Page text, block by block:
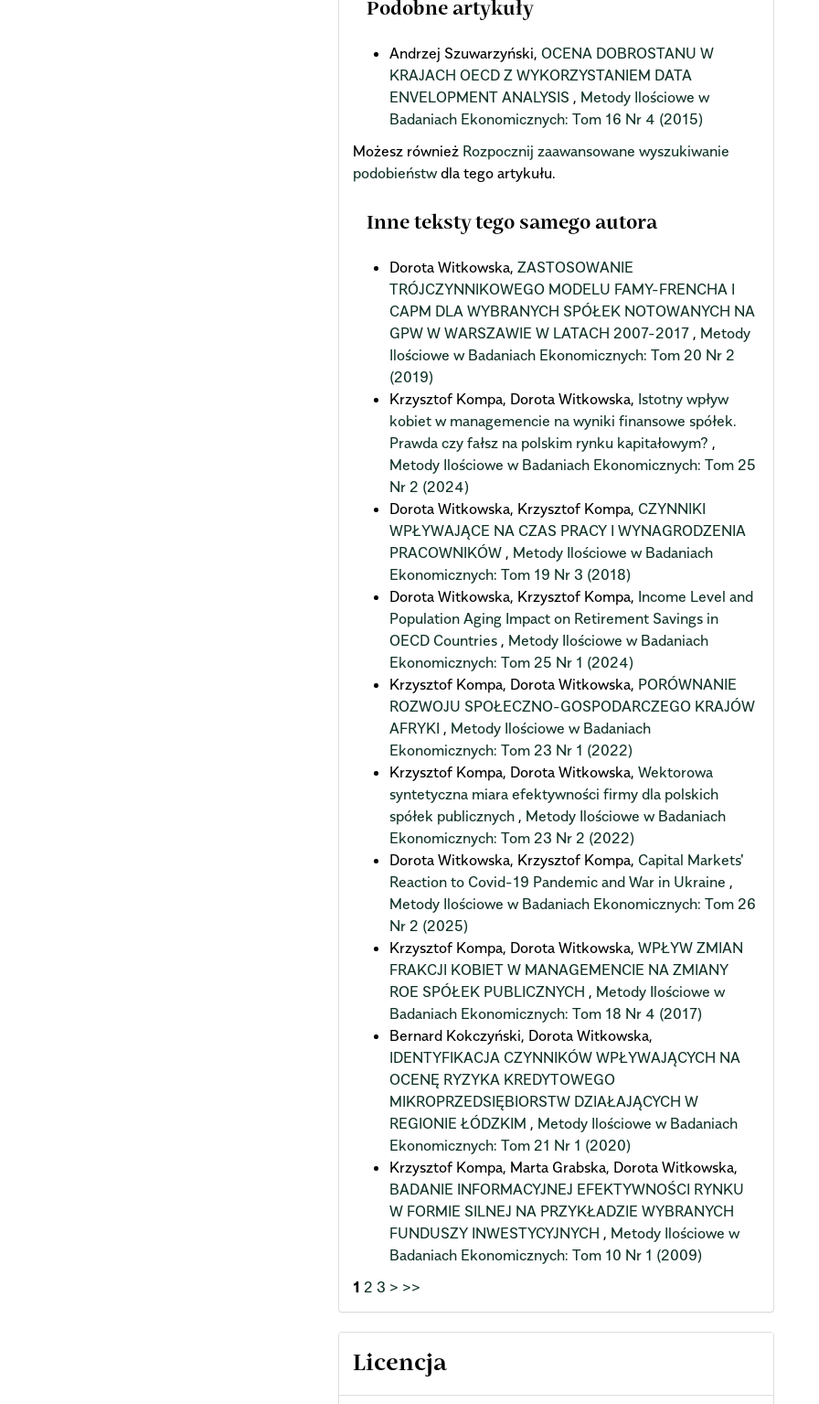
Podobne artykuły
Andrzej Szuwarzyński,OCENA DOBROSTANU W
KRAJACH OECD Z WYKORZYSTANIEM DATA
ENVELOPMENT ANALYSIS, Metody Ilościowe w
Badaniach Ekonomicznych: Tom 16 Nr 4 (2015)
Możesz również Rozpocznij zaawansowane wyszukiwanie
podobieństwdla tego artykułu.
Inne teksty tego samego autora
Dorota Witkowska,ZASTOSOWANIE
TRÓJCZYNNIKOWEGO MODELU FAMY-FRENCHA I
CAPM DLA WYBRANYCH SPÓŁEK NOTOWANYCH NA
GPW W WARSZAWIE W LATACH 2007-2017, Metody
Ilościowe w Badaniach Ekonomicznych: Tom 20 Nr 2
(2019)
Krzysztof Kompa, Dorota Witkowska, Istotny wpływ
kobiet w managemencie na wyniki finansowe spółek.
Prawda czy fałsz na polskim rynku kapitałowym?,
Metody Ilościowe w Badaniach Ekonomicznych: Tom 25
Nr 2 (2024)
Dorota Witkowska, Krzysztof Kompa, CZYNNIKI
WPŁYWAJĄCE NA CZAS PRACY I WYNAGRODZENIA
PRACOWNIKÓW, Metody Ilościowe w Badaniach
Ekonomicznych: Tom 19 Nr 3 (2018)
Dorota Witkowska, Krzysztof Kompa, Income Level and
Population Aging Impact on Retirement Savings in
OECD Countries, Metody Ilościowe w Badaniach
Ekonomicznych: Tom 25 Nr 1 (2024)
Krzysztof Kompa, Dorota Witkowska, PORÓWNANIE
ROZWOJU SPOŁECZNO-GOSPODARCZEGO KRAJÓW
AFRYKI, Metody Ilościowe w Badaniach
Ekonomicznych: Tom 23 Nr 1 (2022)
Krzysztof Kompa, Dorota Witkowska,Wektorowa
syntetyczna miara efektywności firmy dla polskich
spółek publicznych, Metody Ilościowe w Badaniach
Ekonomicznych: Tom 23 Nr 2 (2022)
Dorota Witkowska, Krzysztof Kompa, Capital Markets'
Reaction to Covid-19 Pandemic and War in Ukraine,
Metody Ilościowe w Badaniach Ekonomicznych: Tom 26
Nr 2 (2025)
Krzysztof Kompa, Dorota Witkowska,WPŁYW ZMIAN
FRAKCJI KOBIET W MANAGEMENCIE NA ZMIANY
ROE SPÓŁEK PUBLICZNYCH, Metody Ilościowe w
Badaniach Ekonomicznych: Tom 18 Nr 4 (2017)
Bernard Kokczyński, Dorota Witkowska,
IDENTYFIKACJA CZYNNIKÓW WPŁYWAJĄCYCH NA
OCENĘ RYZYKA KREDYTOWEGO
MIKROPRZEDSIĘBIORSTW DZIAŁAJĄCYCH W
REGIONIE ŁÓDZKIM, Metody Ilościowe w Badaniach
Ekonomicznych: Tom 21 Nr 1 (2020)
Krzysztof Kompa, Marta Grabska, Dorota Witkowska,
BADANIE INFORMACYJNEJ EFEKTYWNOŚCI RYNKU
W FORMIE SILNEJ NA PRZYKŁADZIE WYBRANYCH
FUNDUSZY INWESTYCYJNYCH, Metody Ilościowe w
Badaniach Ekonomicznych: Tom 10 Nr 1 (2009)
1 2 3 > >>
Licencja